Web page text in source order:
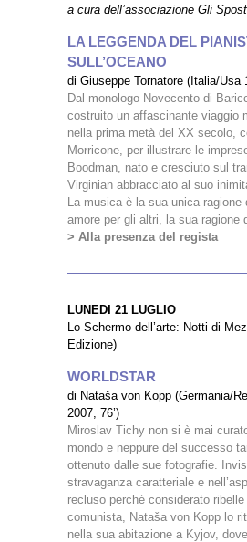
a cura dell’associazione Gli
LA LEGGENDA DEL
SULL’OCEANO
di Giuseppe Tornatore (Italia/Usa
Dal monologo Novecento di
costruito un affascinante viaggio
nella prima metà del XX secolo,
Morricone, per illustrare le
Boodman, nato e cresciuto sul
Virginian abbracciato al suo
La musica è la sua unica
amore per gli altri, la sua ragione
> Alla presenza del regista
LUNEDI 21 LUGLIO
Lo Schermo dell’arte: Notti di
Edizione)
WORLDSTAR
di Nataša von Kopp (Germania/
2007, 76’)
Miroslav Tichy non si è mai
mondo e neppure del successo
ottenuto dalle sue fotografie.
stravaganza caratteriale e
recluso perché considerato
comunista, Nataša von Kopp lo
nella sua abitazione a Kyjov,